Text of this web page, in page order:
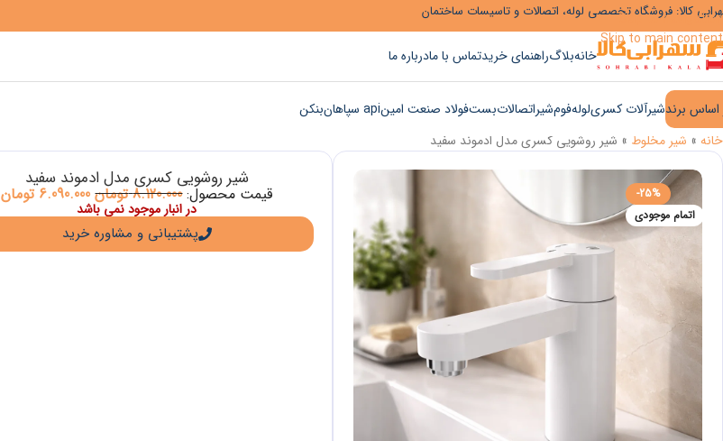
Skip to navigation
Skip to main content
کالا: فروشگاه تخصصی لوله، اتصالات و تاسیسات ساختمان
خانهبلاگراهنمای خریدتماس با مادرباره ما
اساس برندشیرآلات کسریلولهفومشیراتصالاتبستفولاد صنعت امینapi سپاهان
بنکن
خانه » شیر مخلوط » شیر روشویی کسری مدل ادموند سفید
شیر روشویی کسری مدل ادموند سفید
قیمت محصول:8.120.000 تومان 6.090.000 تومان
در انبار موجود نمی باشد
پشتیبانی و مشاوره خرید
-25%
اتمام موجودی